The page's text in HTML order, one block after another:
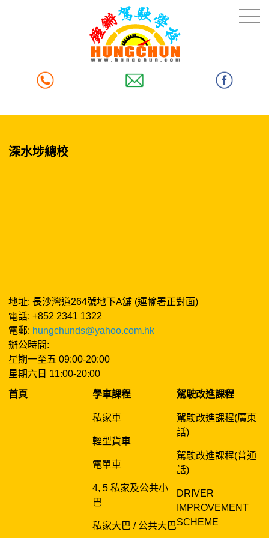
深水埗總校
地址: 長沙灣道264號地下A舖 (運輸署正對面)
電話: +852 2341 1322
電郵: hungchunds@yahoo.com.hk
辦公時間:
星期一至五 09:00-20:00
星期六日 11:00-20:00
首頁
學車課程
私家車
輕型貨車
電單車
4, 5 私家及公共小
巴
私家大巴 / 公共大巴
駕駛改進課程
駕駛改進課程(廣東
話)
駕駛改進課程(普通
話)
DRIVER
IMPROVEMENT
SCHEME